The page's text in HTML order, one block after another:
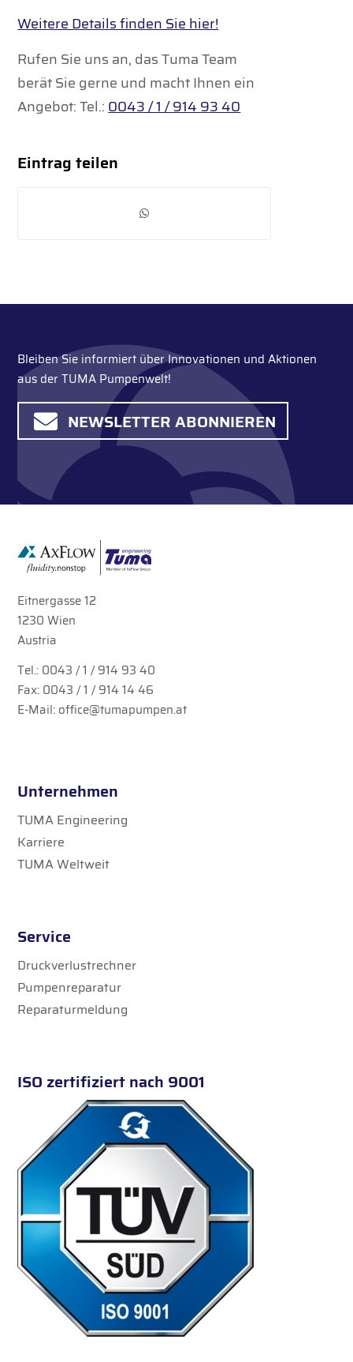
Weitere Details finden Sie hier!
Rufen Sie uns an, das Tuma Team
berät Sie gerne und macht Ihnen ein
Angebot: Tel.:0043 / 1 / 914 93 40
Eintrag teilen
Bleiben Sie informiert über Innovationen und Aktionen
aus der TUMA Pumpenwelt!
NEWSLETTER ABONNIEREN
Eitnergasse 12
1230 Wien
Austria
Tel.: 0043 / 1 / 914 93 40
Fax: 0043 / 1 / 914 14 46
E-Mail: office@tumapumpen.at
Unternehmen
TUMA Engineering
Karriere
TUMA Weltweit
Service
Druckverlustrechner
Pumpenreparatur
Reparaturmeldung
ISO zertifiziert nach 9001